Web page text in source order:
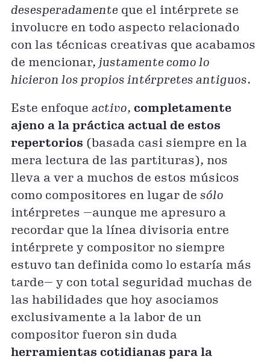
desesperadamente que el intérprete se
involucre en todo aspecto relacionado
con las técnicas creativas que acabamos
de mencionar, justamente como lo
hicieron los propios intérpretes antiguos.
Este enfoque activo, completamente
ajeno a la práctica actual de estos
repertorios (basada casi siempre en la
mera lectura de las partituras), nos
lleva a ver a muchos de estos músicos
como compositores en lugar de sólo
intérpretes —aunque me apresuro a
recordar que la línea divisoria entre
intérprete y compositor no siempre
estuvo tan definida como lo estaría más
tarde— y con total seguridad muchas de
las habilidades que hoy asociamos
exclusivamente a la labor de un
compositor fueron sin duda
herramientas cotidianas para la